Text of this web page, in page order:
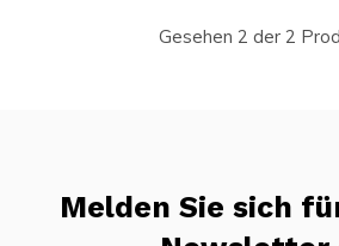
Gesehen 2 der 2
Melden Sie sich